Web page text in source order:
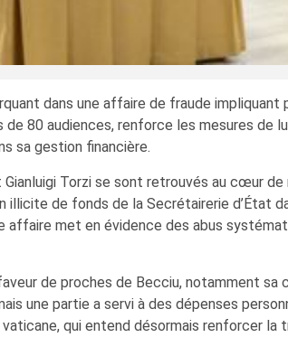
dans une affaire de fraude
de 80 audiences, renforce les mesures
sa gestion financière.
Torzi se sont retrouvés au cœur
de fonds de la Secrétairerie d’État
affaire met en évidence des abus
de proches de Becciu, notamment
une partie a servi à des dépenses
qui entend désormais renforcer la